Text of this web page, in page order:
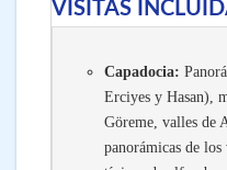
VISITAS
Capadocia:
Erciyes y Hasan),
Göreme, valles de
panorámicas de